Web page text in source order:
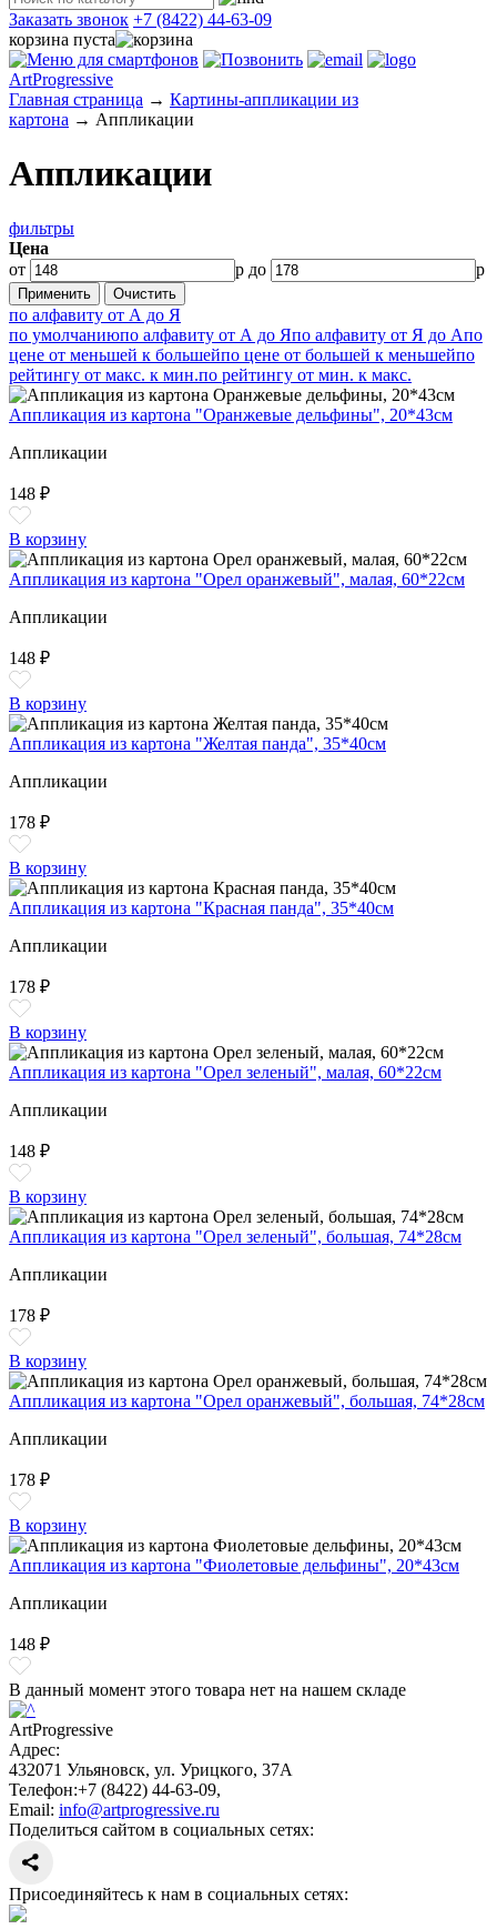
Заказать звонок +7 (8422) 44-63-09
корзина пуста
ArtProgressive
Главная страница → Картины-аппликации из
картона → Аппликации
Аппликации
фильтры
Цена
от
р до р
по алфавиту от А до Я
по умолчаниюпо алфавиту от А до Япо алфавиту от Я до Апо
цене от меньшей к большейпо цене от большей к меньшейпо
рейтингу от макс. к мин.по рейтингу от мин. к макс.
Аппликация из картона "Оранжевые дельфины", 20*43см
Аппликации
148 ₽
В корзину
Аппликация из картона "Орел оранжевый", малая, 60*22см
Аппликации
148 ₽
В корзину
Аппликация из картона "Желтая панда", 35*40см
Аппликации
178 ₽
В корзину
Аппликация из картона "Красная панда", 35*40см
Аппликации
178 ₽
В корзину
Аппликация из картона "Орел зеленый", малая, 60*22см
Аппликации
148 ₽
В корзину
Аппликация из картона "Орел зеленый", большая, 74*28см
Аппликации
178 ₽
В корзину
Аппликация из картона "Орел оранжевый", большая, 74*28см
Аппликации
178 ₽
В корзину
Аппликация из картона "Фиолетовые дельфины", 20*43см
Аппликации
148 ₽
В данный момент этого товара нет на нашем складе
ArtProgressive
Адрес:
432071 Ульяновск, ул. Урицкого, 37А
Телефон:+7 (8422) 44-63-09,
Email: info@artprogressive.ru
Поделиться сайтом в социальных сетях:
Присоединяйтесь к нам в социальных сетях: